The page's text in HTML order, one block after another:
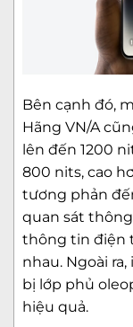
Bên cạnh đó,
Hãng VN/A
lên đến 1200
800 nits, cao
tương phản
quan sát
thông tin điện
nhau. Ngoài
bị lớp phủ
hiệu quả.